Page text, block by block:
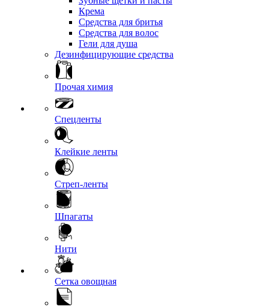
Крема
Средства для бритья
Средства для волос
Гели для душа
Дезинфицирующие средства
Прочая химия
Спецленты
Клейкие ленты
Стреп-ленты
Шпагаты
Нити
Сетка овощная